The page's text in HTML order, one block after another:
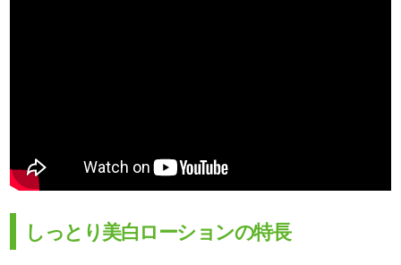
しっとり美白ローションの特長